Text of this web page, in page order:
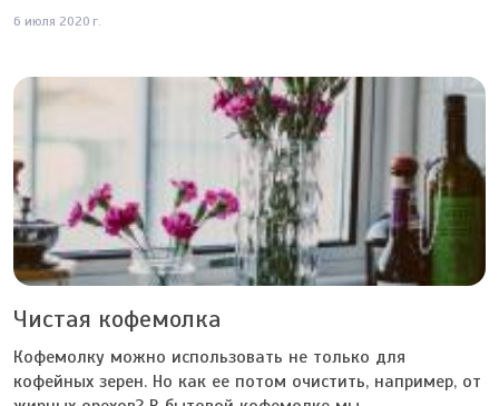
6 июля 2020 г.
Чистая кофемолка
Кофемолку можно использовать не только для
кофейных зерен. Но как ее потом очистить, например, от